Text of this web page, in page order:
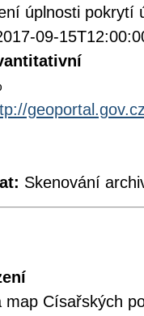
úplnosti pokrytí
09-
Skenování
map Císařských